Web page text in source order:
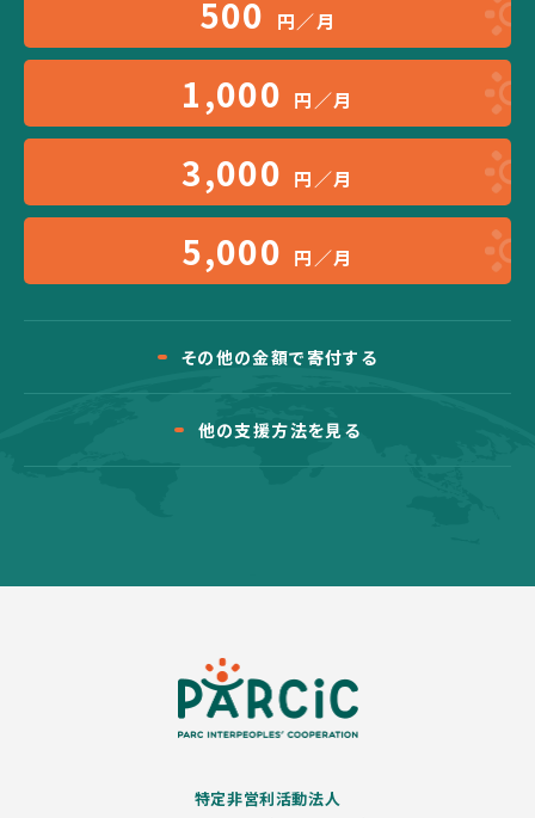
500 円／月
1,000 円／月
3,000 円／月
5,000 円／月
その他の金額で寄付する
他の支援方法を見る
特定非営利活動法人